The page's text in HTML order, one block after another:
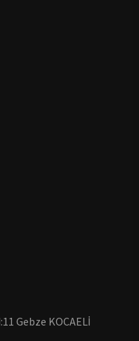
Gebze KOCAELİ